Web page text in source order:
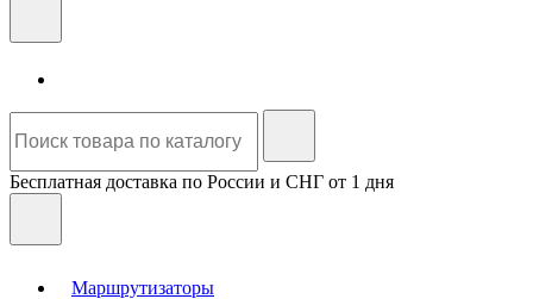
Бесплатная доставка по России и СНГ от 1 дня
Маршрутизаторы